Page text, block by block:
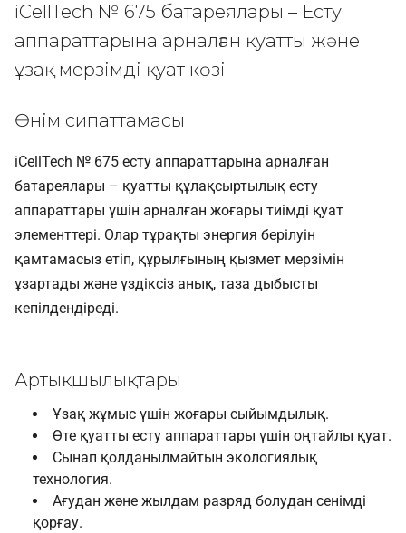
iCellTech № 675 батареялары – Есту
аппараттарына арналған қуатты және
ұзақ мерзімді қуат көзі
Өнім сипаттамасы
iCellTech № 675 есту аппараттарына арналған
батареялары – қуатты құлақсыртылық есту
аппараттары үшін арналған жоғары тиімді қуат
элементтері. Олар тұрақты энергия берілуін
қамтамасыз етіп, құрылғының қызмет мерзімін
ұзартады және үздіксіз анық, таза дыбысты
кепілдендіреді.
Артықшылықтары
Ұзақ жұмыс үшін жоғары сыйымдылық.
Өте қуатты есту аппараттары үшін оңтайлы қуат.
Сынап қолданылмайтын экологиялық
технология.
Ағудан және жылдам разряд болудан сенімді
қорғау.